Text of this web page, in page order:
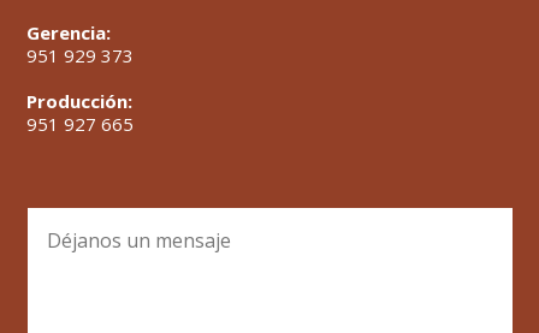
Gerencia:
951 929 373
Producción:
951 927 665